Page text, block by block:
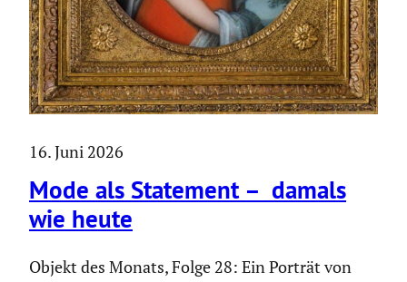
16. Juni 2026
Mode als Statement – damals
wie heute
Objekt des Monats, Folge 28: Ein Porträt von